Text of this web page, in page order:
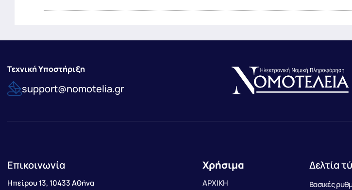
Τεχνική Υποστήριξη
support@nomotelia.gr
Επικοινωνία
Ηπείρου 13, 10433 Αθήνα
Χρήσιμα
ΑΡΧΙΚΗ
Δελτία
Βασικές